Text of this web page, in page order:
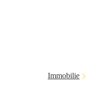
Immobilie